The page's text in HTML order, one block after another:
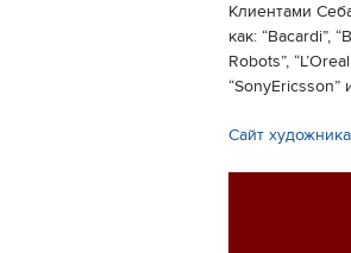
Клиентами
как: “Bacardi”,
Robots”,
“SonyEricsson”
Сайт художника